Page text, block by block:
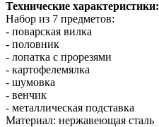
Технические характеристики:
Набор из 7 предметов:
- поварская вилка
- половник
- лопатка с прорезями
- картофелемялка
- шумовка
- венчик
- металлическая подставка
Материал: нержавеющая сталь